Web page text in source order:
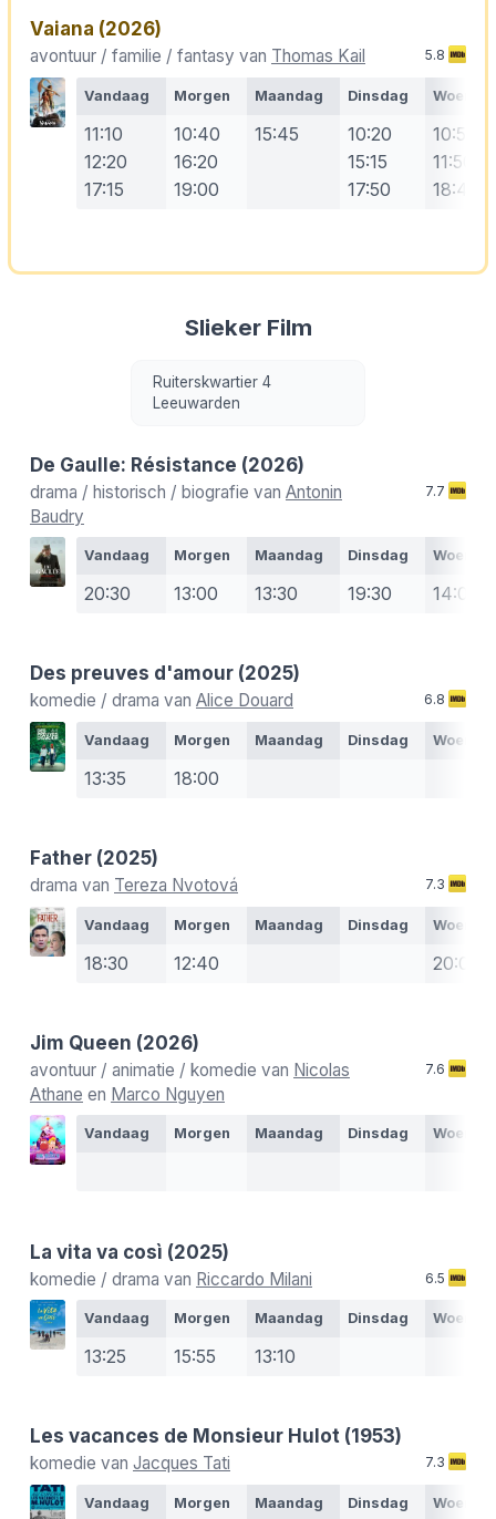
Vaiana (2026)
avontuur / familie / fantasy van Thomas Kail 5.8
Vandaag Morgen Maandag Dinsdag
11:10
12:20
17:15
10:40
16:20
19:00
15:45
10:20
15:15
17:50
10:50
11:50
18:40
Slieker Film
Ruiterskwartier 4
Leeuwarden
De Gaulle: Résistance (2026)
drama / historisch / biografie van Antonin
Baudry
7.7
Vandaag Morgen Maandag Dinsdag
20:30 13:00 13:30 19:30 14:00
Des preuves d'amour (2025)
komedie / drama van Alice Douard 6.8
Vandaag Morgen Maandag Dinsdag
13:35 18:00
Father (2025)
drama van Tereza Nvotová 7.3
Vandaag Morgen Maandag Dinsdag
18:30 12:40 20:00
Jim Queen (2026)
avontuur / animatie / komedie van Nicolas
Athane en Marco Nguyen
7.6
Vandaag Morgen Maandag Dinsdag
La vita va così (2025)
komedie / drama van Riccardo Milani 6.5
Vandaag Morgen Maandag Dinsdag
13:25 15:55 13:10
Les vacances de Monsieur Hulot (1953)
komedie van Jacques Tati 7.3
Vandaag Morgen Maandag Dinsdag